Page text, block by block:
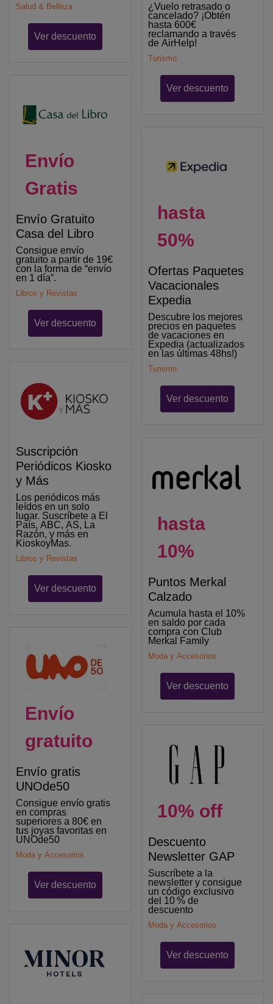
Salud & Belleza
Ver descuento
Envío
Gratis
Envío Gratuito
Casa del Libro
Consigue envío
gratuito a partir de 19€
con la forma de “envío
en 1 día”.
Libros y Revistas
Ver descuento
Suscripción
Periódicos Kiosko
y Más
Los periódicos más
leídos en un solo
lugar. Suscríbete a El
País, ABC, AS, La
Razón, y más en
KioskoyMas.
Libros y Revistas
Ver descuento
Envío
gratuito
Envío gratis
UNOde50
Consigue envío gratis
en compras
superiores a 80€ en
tus joyas favoritas en
UNOde50
Moda y Accesorios
Ver descuento
¿Vuelo retrasado o
cancelado? ¡Obtén
hasta 600€
reclamando a través
de AirHelp!
Turismo
Ver descuento
hasta
50%
Ofertas Paquetes
Vacacionales
Expedia
Descubre los mejores
precios en paquetes
de vacaciones en
Expedia (actualizados
en las últimas 48hs!)
Turismo
Ver descuento
hasta
10%
Puntos Merkal
Calzado
Acumula hasta el 10%
en saldo por cada
compra con Club
Merkal Family
Moda y Accesorios
Ver descuento
10% off
Descuento
Newsletter GAP
Suscríbete a la
newsletter y consigue
un código exclusivo
del 10 % de
descuento
Moda y Accesorios
Ver descuento